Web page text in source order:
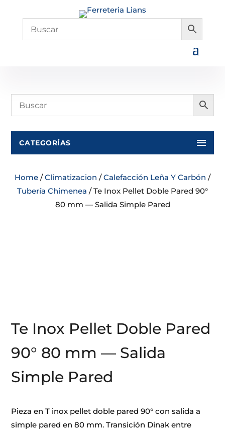
CATEGORÍAS
Home /Climatizacion /Calefacción Leña Y Carbón /
Tubería Chimenea / Te Inox Pellet Doble Pared 90°
80 mm — Salida Simple Pared
Te Inox Pellet Doble Pared
90° 80 mm — Salida
Simple Pared
Pieza en T inox pellet doble pared 90° con salida a
simple pared en 80 mm. Transición Dinak entre